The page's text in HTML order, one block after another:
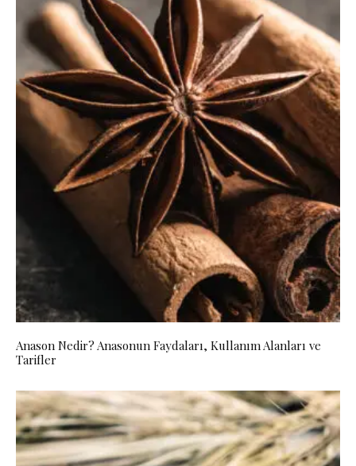
Anason Nedir? Anasonun Faydaları, Kullanım Alanları ve
Tarifler